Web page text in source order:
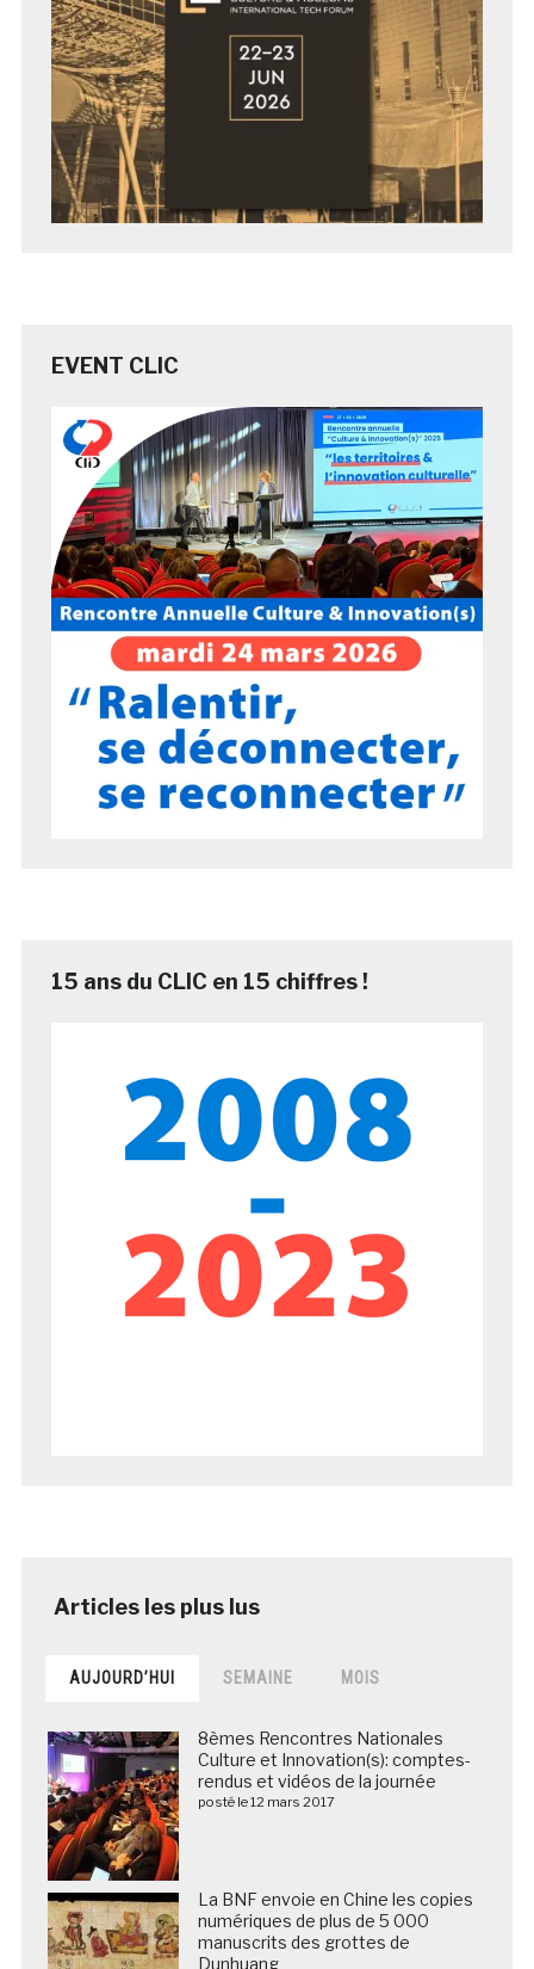
EVENT CLIC
15 ans du CLIC en 15 chiffres !
AUJOURD’HUI SEMAINE MOIS
8èmes Rencontres Nationales
Culture et Innovation(s): comptes-
rendus et vidéos de la journée
posté le 12 mars 2017
La BNF envoie en Chine les copies
numériques de plus de 5 000
manuscrits des grottes de
Dunhuang